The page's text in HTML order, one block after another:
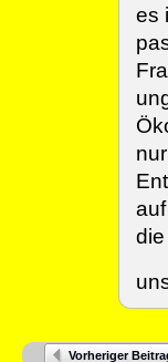
es
Vorheriger